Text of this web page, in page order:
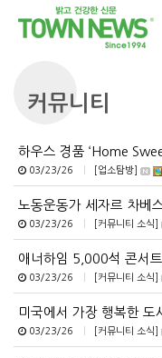
커뮤니티
하우스 경품 ‘Home
03/23/26 [업소탐방]
노동운동가 세자르 차베
03/23/26 [커뮤니티 소식]
애너하임 5,000석 콘서
03/23/26 [커뮤니티 소식]
미국에서 가장 행복한 도
03/23/26 [커뮤니티 소식]